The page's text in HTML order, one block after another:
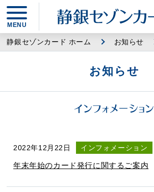
静銀セゾンカード ホーム お知らせ
お知らせ
インフォメーション
2022年12月22日 インフォメーション
年末年始のカード発行に関するご案内